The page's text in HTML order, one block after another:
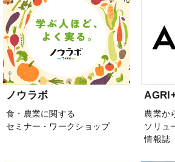
ノウラボ
食・農業に関する
セミナー・ワークショップ
農業か
ソリュ
情報誌